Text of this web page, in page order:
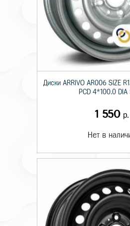
Диски ARRIVO AR006 SIZE
PCD 4*100.0 DIA
1 550р.
Нет в